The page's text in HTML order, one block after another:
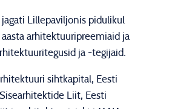
Lillepaviljonis pidulikul
arhitektuuripreemiaid ja
ja -tegijaid.
sihtkapital, Eesti
Liit, Eesti